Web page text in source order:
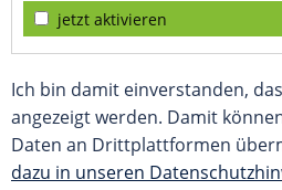
jetzt aktivieren
Ich bin damit einverstanden,
angezeigt werden. Damit
Daten an Drittplattformen
dazu in unseren